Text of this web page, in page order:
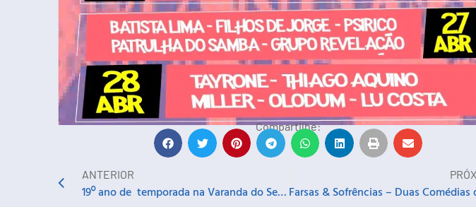
Compartilhe:
ANTERIOR
19º ano de temporada na Varanda do Sesi com Alexandre Leão